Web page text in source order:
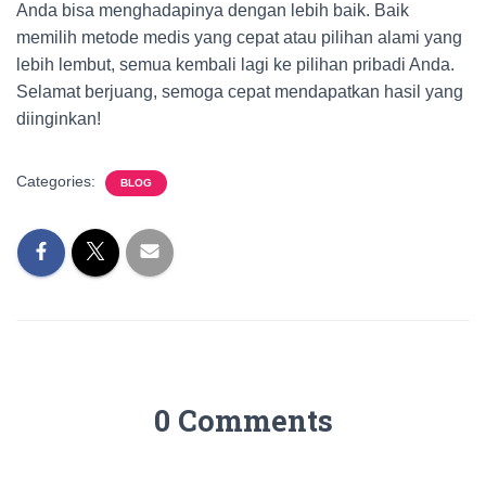
Anda bisa menghadapinya dengan lebih baik. Baik
memilih metode medis yang cepat atau pilihan alami yang
lebih lembut, semua kembali lagi ke pilihan pribadi Anda.
Selamat berjuang, semoga cepat mendapatkan hasil yang
diinginkan!
Categories: BLOG
0 Comments